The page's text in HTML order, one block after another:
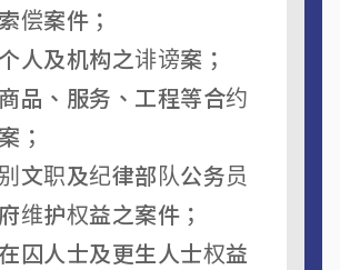
偿案件；
人及机构之诽谤案；
品、服务、工程等合约
；
文职及纪律部队公务员
维护权益之案件；
囚人士及更生人士权益